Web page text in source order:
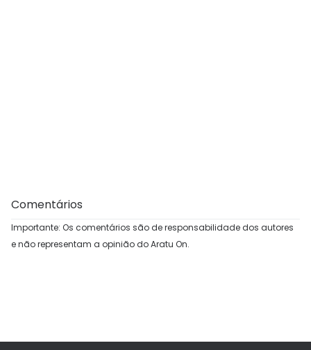
Comentários
Importante: Os comentários são de responsabilidade dos autores
e não representam a opinião do Aratu On.